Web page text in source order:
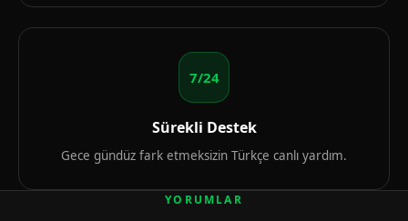
7/24
Sürekli Destek
Gece gündüz fark etmeksizin Türkçe canlı yardım.
YORUMLAR